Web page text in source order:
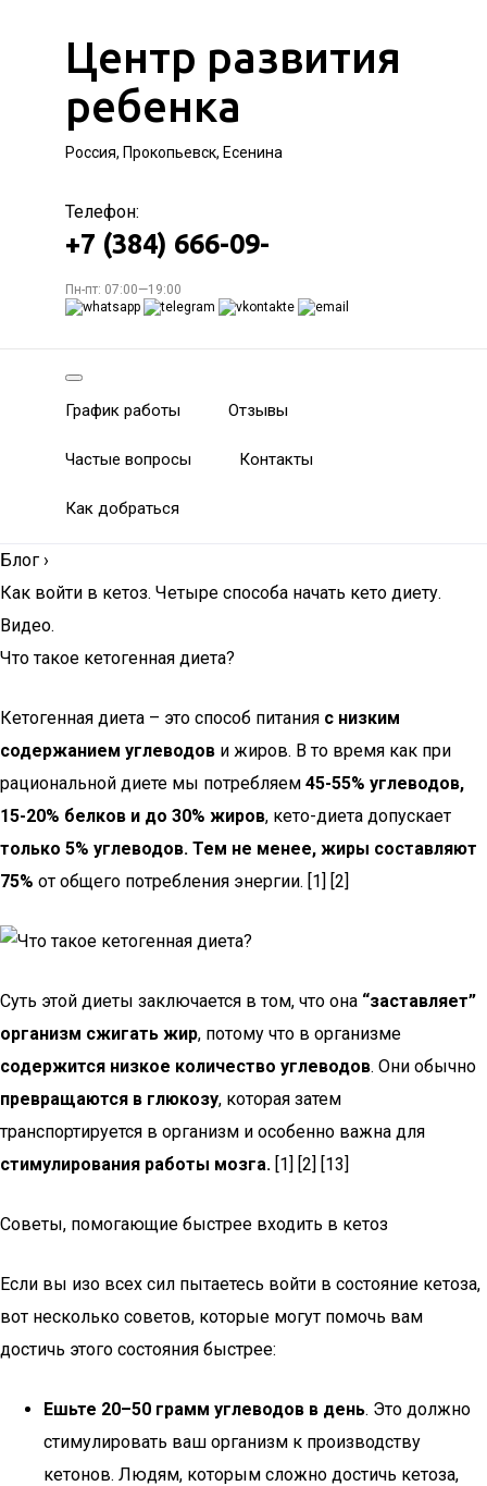
Центр развития
ребенка
Россия, Прокопьевск, Есенина
Телефон:
+7 (384) 666-09-
Пн-пт: 07:00—19:00
График работы Отзывы
Частые вопросы Контакты
Как добраться
Блог ›
Как войти в кетоз. Четыре способа начать кето диету.
Видео.
Что такое кетогенная диета?
Кетогенная диета – это способ питания с низким
содержанием углеводов и жиров. В то время как при
рациональной диете мы потребляем 45-55% углеводов,
15-20% белков и до 30% жиров, кето-диета допускает
только 5% углеводов. Тем не менее, жиры составляют
75% от общего потребления энергии. [1] [2]
Суть этой диеты заключается в том, что она “заставляет”
организм сжигать жир, потому что в организме
содержится низкое количество углеводов. Они обычно
превращаются в глюкозу, которая затем
транспортируется в организм и особенно важна для
стимулирования работы мозга. [1] [2] [13]
Советы, помогающие быстрее входить в кетоз
Если вы изо всех сил пытаетесь войти в состояние кетоза,
вот несколько советов, которые могут помочь вам
достичь этого состояния быстрее:
Ешьте 20–50 грамм углеводов в день. Это должно
стимулировать ваш организм к производству
кетонов. Людям, которым сложно достичь кетоза,